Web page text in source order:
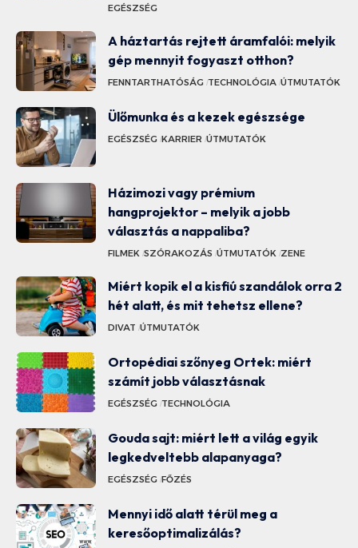
EGÉSZSÉG
A háztartás rejtett áramfalói: melyik
gép mennyit fogyaszt otthon?
FENNTARTHATÓSÁG TECHNOLÓGIA ÚTMUTATÓK
Ülőmunka és a kezek egészsége
EGÉSZSÉG KARRIER ÚTMUTATÓK
Házimozi vagy prémium
hangprojektor – melyik a jobb
választás a nappaliba?
FILMEK SZÓRAKOZÁS ÚTMUTATÓK ZENE
Miért kopik el a kisfiú szandálok orra 2
hét alatt, és mit tehetsz ellene?
DIVAT ÚTMUTATÓK
Ortopédiai szőnyeg Ortek: miért
számít jobb választásnak
EGÉSZSÉG TECHNOLÓGIA
Gouda sajt: miért lett a világ egyik
legkedveltebb alapanyaga?
EGÉSZSÉG FŐZÉS
Mennyi idő alatt térül meg a
keresőoptimalizálás?